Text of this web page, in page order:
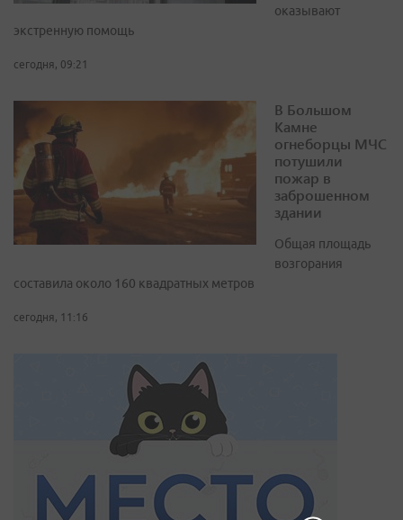
оказывают
экстренную помощь
сегодня, 09:21
В Большом
Камне
огнеборцы МЧС
потушили
пожар в
заброшенном
здании
Общая площадь
возгорания
составила около 160 квадратных метров
сегодня, 11:16